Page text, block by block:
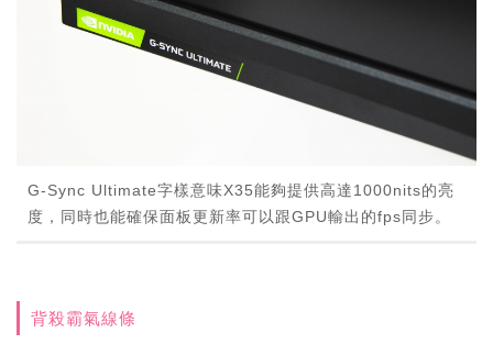
G-Sync Ultimate字樣意味X35能夠提供高達1000nits的亮
度，同時也能確保面板更新率可以跟GPU輸出的fps同步。
背殺霸氣線條